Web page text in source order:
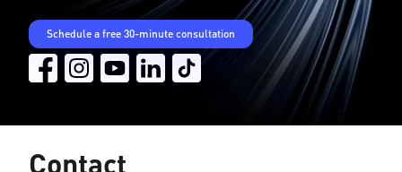
Schedule a free 30-minute consultation
Contact